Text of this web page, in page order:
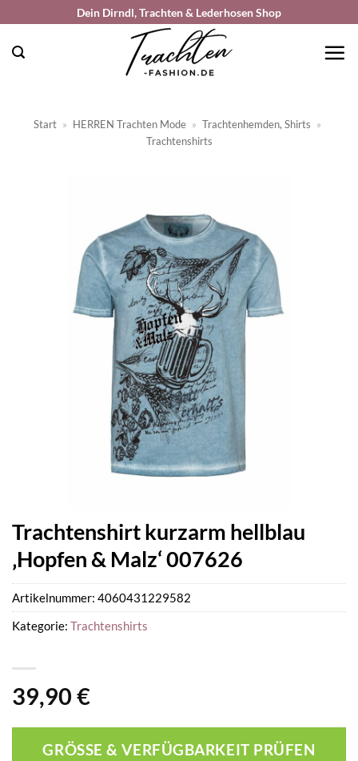
springen
Dein Dirndl, Trachten & Lederhosen Shop
Start » HERREN Trachten Mode » Trachtenhemden, Shirts »
Trachtenshirts
Trachtenshirt kurzarm hellblau
‚Hopfen & Malz‘ 007626
39,90 €
GRÖSSE & VERFÜGBARKEIT PRÜFEN
Artikelnummer: 4060431229582
Kategorie: Trachtenshirts